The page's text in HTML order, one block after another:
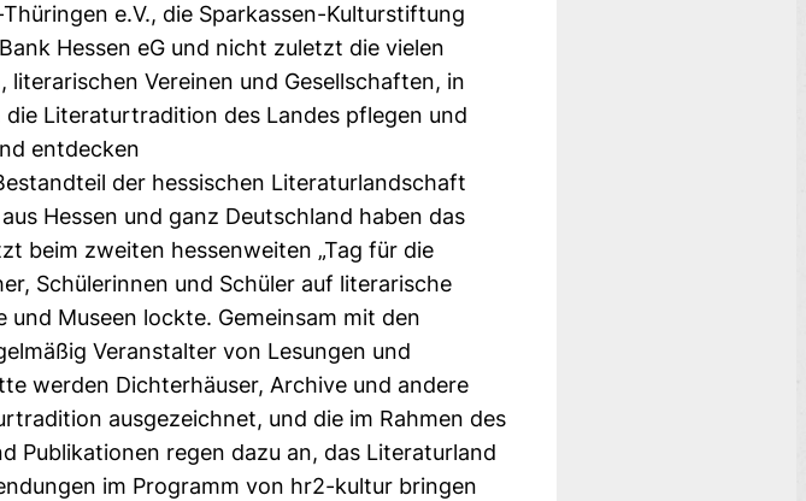
e.V., die Spar­kas­sen-Kulturstiftung
Hessen eG und nicht zuletzt die vielen
Vereinen und Gesellschaften, in
Literaturtradition des Landes pflegen und
entdecken
der hessischen Literaturlandschaft
Hessen und ganz Deutsch­land haben das
beim zweiten hessenweiten „Tag für die
Schü­lerin­nen und Schüler auf literarische
Museen lockte. Gemeinsam mit den
Veranstalter von Lesungen und
werden Dichterhäuser, Archive und andere
ausgezeichnet, und die im Rah­men des
Pu­bli­kationen regen dazu an, das Litera­turland
im Programm von hr2-kultur bringen